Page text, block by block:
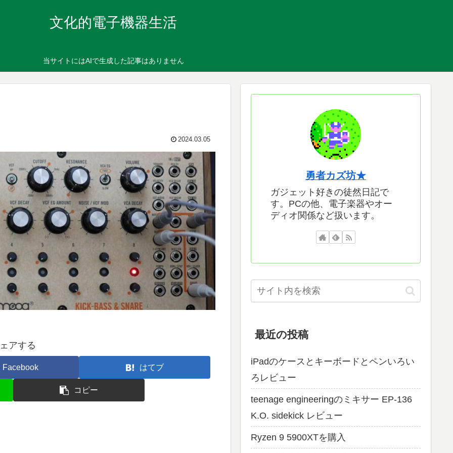
文化的電子機器生活
当サイトにはAIで生成した記事はありません
2024.03.05
アする
Facebook はてブ
コピー
勇者カズ坊★
ガジェット好きの徒然日記で
す。PCの他、電子楽器やオー
ディオ関係など扱います。
最近の投稿
iPadのケースとキーボードとペンいろい
ろレビュー
teenage engineeringのミキサー EP-136
K.O. sidekick レビュー
Ryzen 9 5900XTを購入